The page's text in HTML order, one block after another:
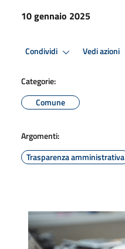
10 gennaio 2025
Condividi Vedi azioni
Categorie:
Comune
Argomenti:
Trasparenza amministrativa